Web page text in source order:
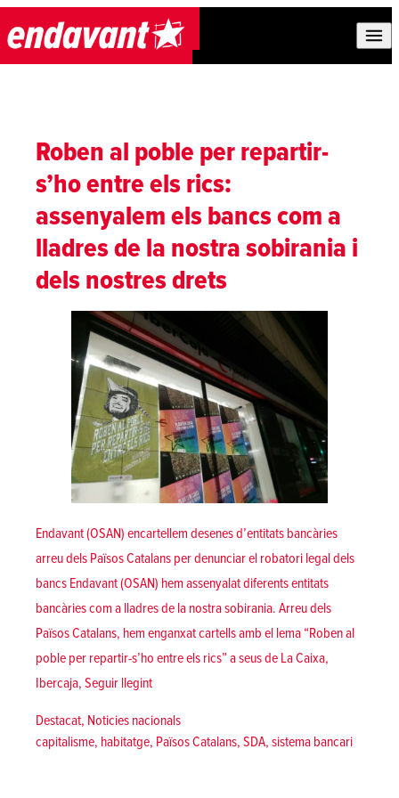
Skip to content
Roben al poble per repartir-
s’ho entre els rics:
assenyalem els bancs com a
lladres de la nostra sobirania i
dels nostres drets
Endavant (OSAN) encartellem desenes d’entitats bancàries
arreu dels Països Catalans per denunciar el robatori legal dels
bancs Endavant (OSAN) hem assenyalat diferents entitats
bancàries com a lladres de la nostra sobirania. Arreu dels
Països Catalans, hem enganxat cartells amb el lema “Roben al
poble per repartir-s’ho entre els rics” a seus de La Caixa,
Ibercaja, Seguir llegint«Roben al poble per repartir-s’ho entre els
Posted in
Destacat, Noticies nacionals
Tags:
capitalisme, habitatge, Països Catalans, SDA, sistema bancari